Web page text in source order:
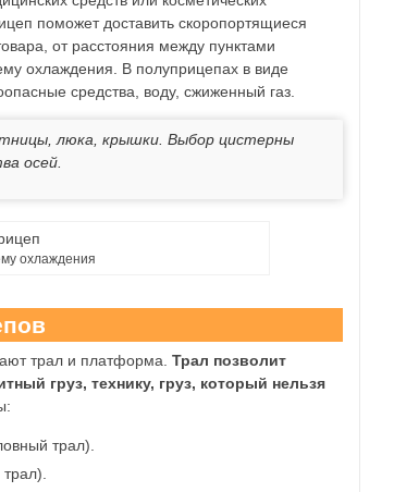
поможет доставить скоропортящиеся
от расстояния между пунктами
охлаждения. В полуприцепах в виде
средства, воду, сжиженный газ.
люка, крышки. Выбор цистерны
осей.
охлаждения
трал и платформа. Трал позволит
груз, технику, груз, который нельзя
трал).